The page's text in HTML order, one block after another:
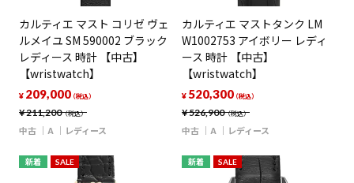
カルティエ マスト コリゼ ヴェ
ルメイユ SM 590002 ブラック
レディース 時計 【中古】
【wristwatch】
¥211,200（税込）
¥ 209,000（税込）
中古 A レディース
カルティエ マストタンク LM
W1002753 アイボリー レディ
ース 時計 【中古】
【wristwatch】
¥526,900（税込）
¥ 520,300（税込）
中古 A レディース
新着 SALE 新着 SALE